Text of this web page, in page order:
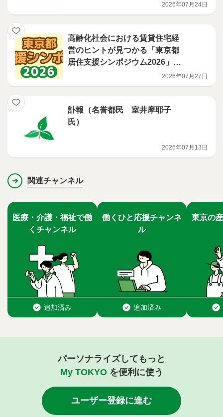
2026年07月24日
高齢化社会における賃貸住宅経
営のヒントが見つかる「東京都
居住支援シンポジウム2026」の
2026年07月27日
訃報（名誉都民 室井摩耶子
氏）
2026年07月13日
関連チャンネル
パーソナライズしてもっと
My TOKYOを便利に使う
ユーザー登録に進む